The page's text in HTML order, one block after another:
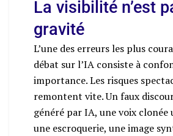
La visibilité n’est
gravité
L’une des erreurs les plus
débat sur l’IA consiste à
importance. Les risques
remontent vite. Un faux
généré par IA, une voix
une escroquerie, une image